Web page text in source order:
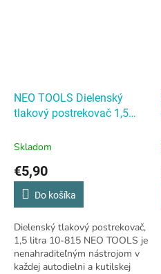
NEO TOOLS Dielenský
tlakový postrekovač 1,5
Skladom
€5,90
Do košíka
Dielenský tlakový postrekovač,
1,5 litra 10-815 NEO TOOLS je
nenahraditeľným nástrojom v
každej autodielni a kutilskej